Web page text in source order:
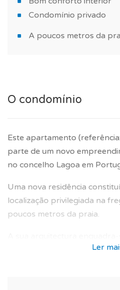
Este apartamento é perfeito
imóvel novo para
facilitar a compra do seu
ou confirmação.
Garantia do construtor de 10
Condomínio privado
A poucos metros da
O condomínio
Este apartamento
parte de um novo
no concelho Lagoa em
Uma nova residência
localização privilegiada na
poucos metros da praia.
envolvente e oferece Ler